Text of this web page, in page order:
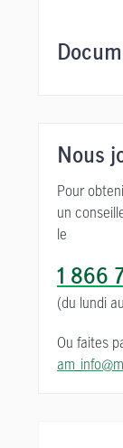
Nous
Pour
un
le
1 866
(du lundi
Ou faites